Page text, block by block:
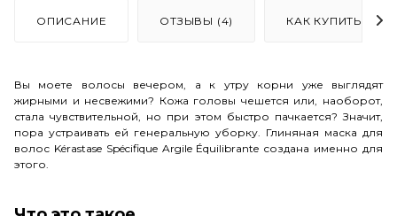
ОПИСАНИЕ ОТЗЫВЫ (4) КАК КУПИТЬ
Вы моете волосы вечером, а к утру корни уже выглядят
жирными и несвежими? Кожа головы чешется или, наоборот,
стала чувствительной, но при этом быстро пачкается? Значит,
пора устраивать ей генеральную уборку. Глиняная маска для
волос Kérastase Spécifique Argile Équilibrante создана именно для
этого.